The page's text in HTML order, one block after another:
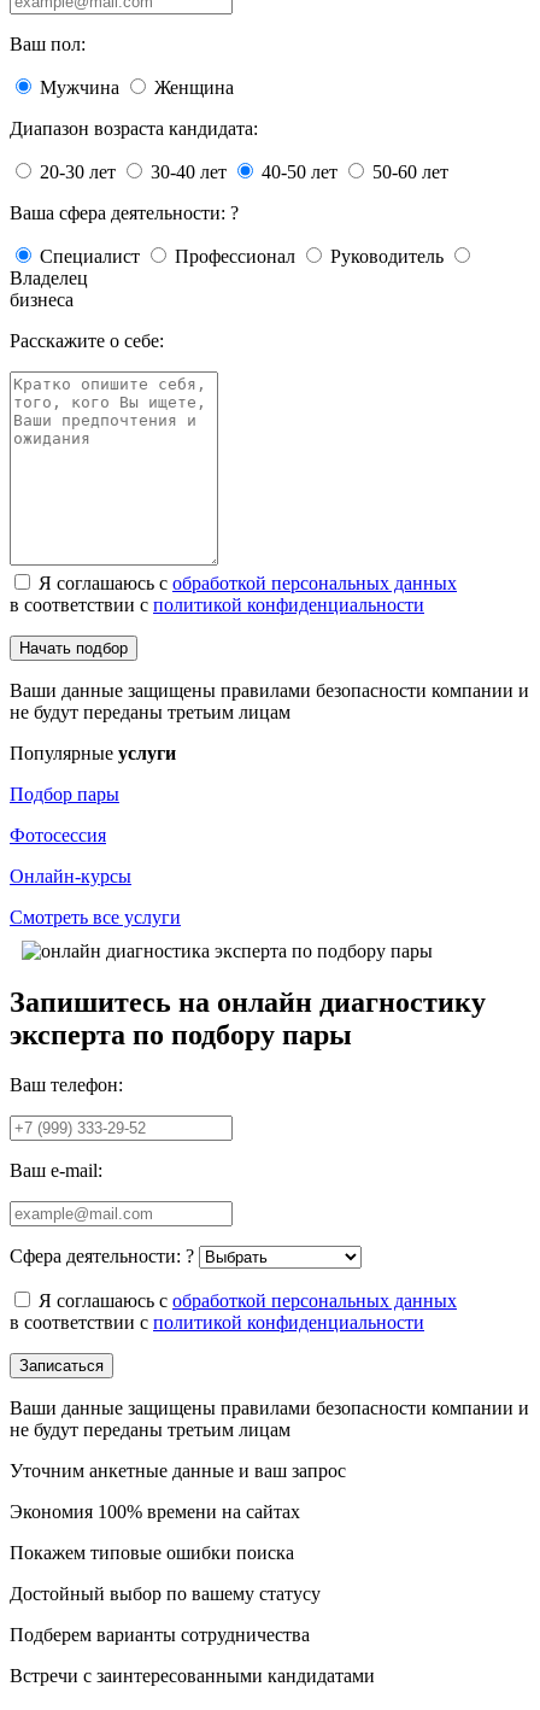
Ваш пол:
Мужчина
Женщина
Диапазон возраста кандидата:
20-30 лет 30-40 лет 40-50 лет
50-60 лет
Ваша сфера деятельности: ?
Специалист Профессионал
Руководитель
Владелец
бизнеса
Расскажите о себе:
Я соглашаюсь с обработкой персональных данных
в соответствии с политикой конфиденциальности
Начать подбор
Ваши данные защищены правилами безопасности компании и
не будут переданы третьим лицам
Популярные услуги
Подбор пары
Фотосессия
Онлайн-курсы
Смотреть все услуги
Запишитесь на онлайн диагностику
эксперта по подбору пары
Ваш телефон:
Ваш e-mail:
Сфера деятельности: ?
Я соглашаюсь с обработкой персональных данных
в соответствии с политикой конфиденциальности
Записаться
Ваши данные защищены правилами безопасности компании и
не будут переданы третьим лицам
Уточним анкетные данные и ваш запрос
Экономия 100% времени на сайтах
Покажем типовые ошибки поиска
Достойный выбор по вашему статусу
Подберем варианты сотрудничества
Встречи с заинтересованными кандидатами